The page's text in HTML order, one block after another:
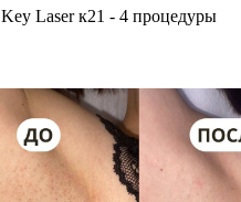
Key Laser к21 - 4 процедуры